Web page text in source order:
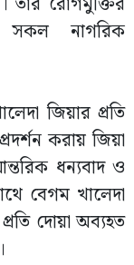
সকল নাগরিক
জিয়ার প্রতি
করায় জিয়া
ধন্যবাদ ও
বেগম খালেদা
দোয়া অব্যহত